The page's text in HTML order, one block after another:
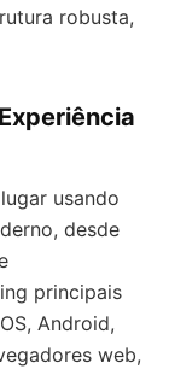
robusta,
usando
desde
principais
Android,
web,